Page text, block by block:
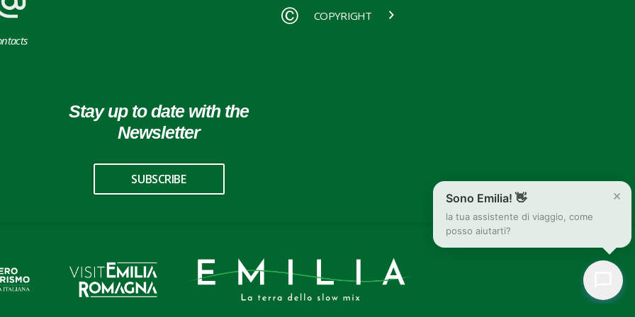
COPYRIGHT
Stay up to date with the
Newsletter
SUBSCRIBE
×
Sono Emilia! 👋
la tua assistente di viaggio, come
posso aiutarti?